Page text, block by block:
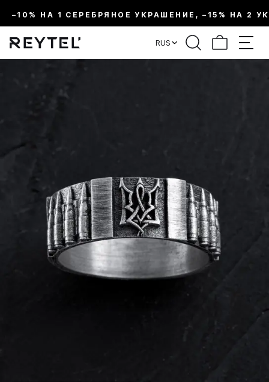
–10% НА 1 СЕРЕБРЯНОЕ УКРАШЕНИЕ, –15% НА 2
RUS